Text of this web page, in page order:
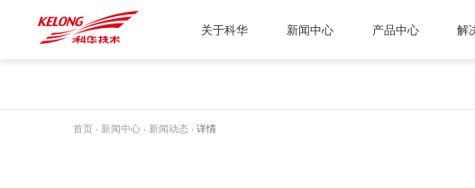
关于科华 新闻中心 产品中心 解
首页 · 新闻中心· 新闻动态· 详情